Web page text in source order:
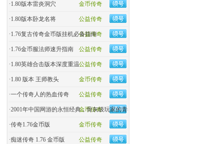
金币传奇
·1.80版本雷炎洞穴
公益传奇
·1.80版本卧龙名将
公益传奇
·1.76复古传奇金币版挂机必备指南
公益传奇
·1.76金币服法师速升指南
公益传奇
·1.80英雄合击版本深度重温
金币传奇
·1.80 版本 王师教头
公益传奇
·一个传奇人的热血传奇
金币传奇
·2001年中国网游的永恒经典，骨灰级玩家的青春回忆杀！
金币传奇
·传奇1.76金币版
公益传奇
·痴迷传奇 1.76 金币版